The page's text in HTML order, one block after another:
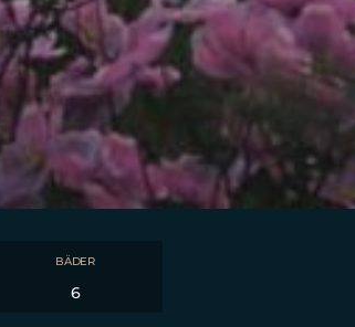
BÄDER
6